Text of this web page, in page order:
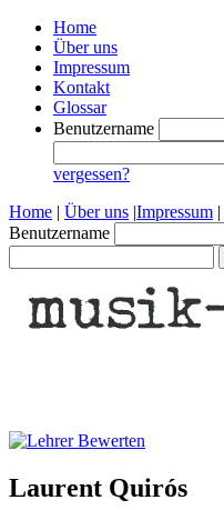
Home
Über uns
Impressum
Kontakt
Glossar
Benutzername
vergessen?
Home | Über uns |Impressum |
Benutzername
Laurent Quirós